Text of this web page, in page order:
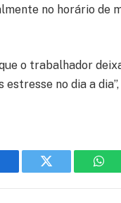
no horário de
o trabalhador
no dia a
Twitter